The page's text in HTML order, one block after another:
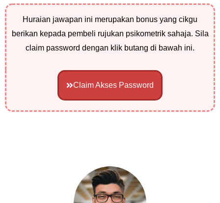
Huraian jawapan ini merupakan bonus yang cikgu
berikan kepada pembeli rujukan psikometrik sahaja. Sila
claim password dengan klik butang di bawah ini.
Claim Akses Password